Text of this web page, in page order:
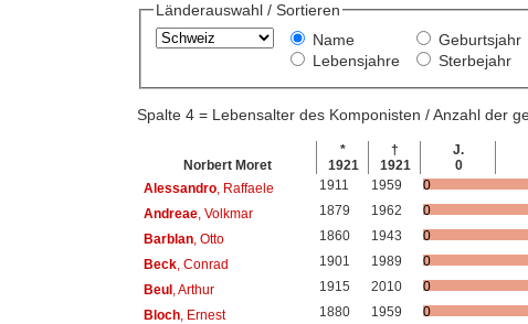
Länderauswahl / Sortieren
Name
Lebensjahre
Geburtsjahr
Sterbejahr
Spalte 4 = Lebensalter des Komponisten / Anzahl der
Norbert Moret
*
1921
†
1921
J.
0
Alessandro, Raffaele 1911 1959
0
Andreae, Volkmar 1879 1962
0
Barblan, Otto 1860 1943
0
Beck, Conrad 1901 1989
0
Beul, Arthur 1915 2010
0
Bloch, Ernest 1880 1959
0